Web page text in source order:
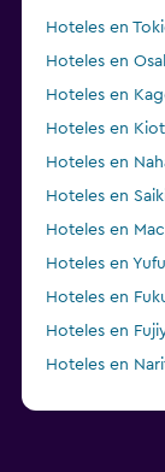
Hoteles en
Hoteles en
Hoteles en
Hoteles en
Hoteles en
Hoteles en
Hoteles en
Hoteles en Yufu
Hoteles en
Hoteles en
Hoteles en